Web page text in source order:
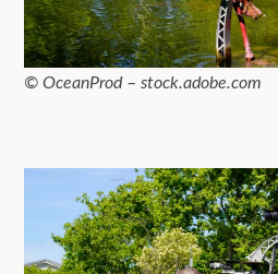
© OceanProd – stock.adobe.com